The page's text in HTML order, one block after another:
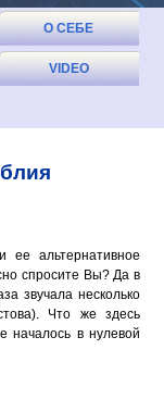
О СЕБЕ
VIDEO
ее альтернативное
спросите Вы? Да в
звучала несколько
Что же здесь
началось в нулевой